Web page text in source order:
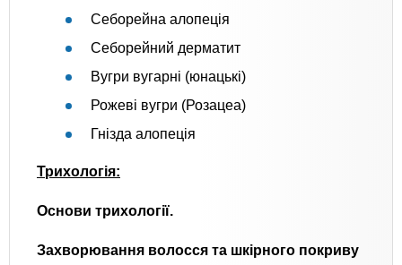
Себорейна алопеція
Себорейний дерматит
Вугри вугарні (юнацькі)
Рожеві вугри (Розацеа)
Гнізда алопеція
Трихологія:
Основи трихології.
Захворювання волосся та шкірного покриву